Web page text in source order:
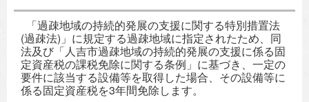
「過疎地域の持続的発展の支援に関する特別措置法
(過疎法)」に規定する過疎地域に指定されたため、同
法及び「人吉市過疎地域の持続的発展の支援に係る固
定資産税の課税免除に関する条例」に基づき、一定の
要件に該当する設備等を取得した場合、その設備等に
係る固定資産税を3年間免除します。